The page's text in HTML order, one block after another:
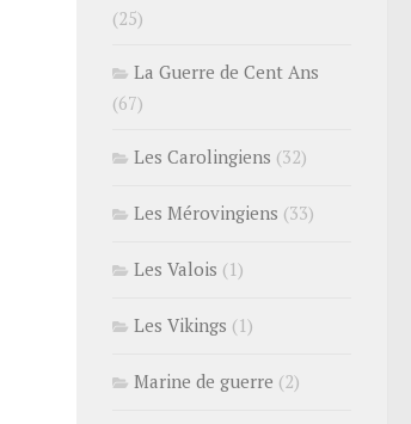
(25)
La Guerre de Cent Ans
(67)
Les Carolingiens (32)
Les Mérovingiens (33)
Les Valois (1)
Les Vikings (1)
Marine de guerre (2)